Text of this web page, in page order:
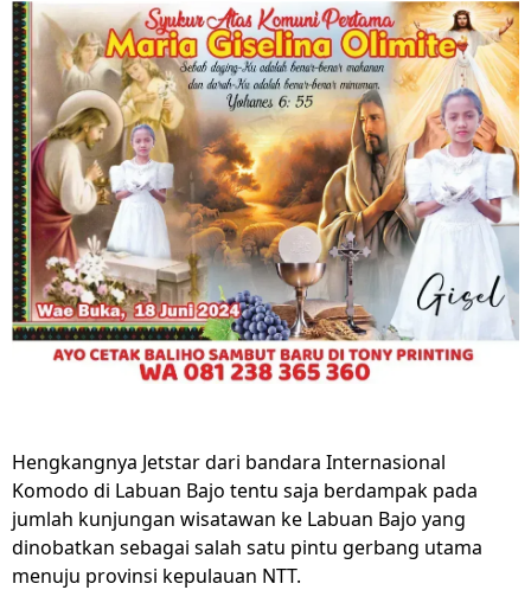
Hengkangnya Jetstar dari bandara Internasional
Komodo di Labuan Bajo tentu saja berdampak pada
jumlah kunjungan wisatawan ke Labuan Bajo yang
dinobatkan sebagai salah satu pintu gerbang utama
menuju provinsi kepulauan NTT.